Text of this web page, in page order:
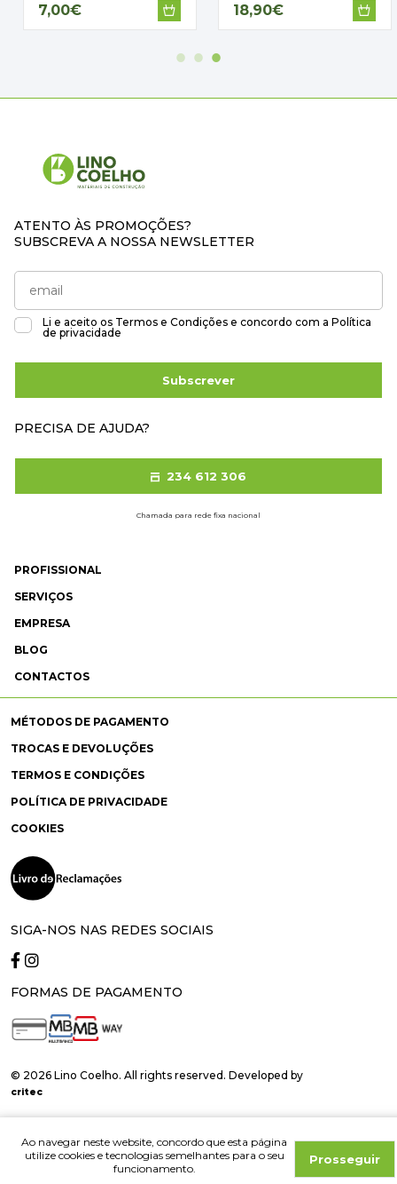
7,00€ 18,90€
Ao navegar neste website, concordo que esta página
utilize cookies e tecnologias semelhantes para o seu
funcionamento.
Prosseguir
PROFISSIONAL
SERVIÇOS
EMPRESA
BLOG
CONTACTOS
MÉTODOS DE PAGAMENTO
TROCAS E DEVOLUÇÕES
TERMOS E CONDIÇÕES
POLÍTICA DE PRIVACIDADE
COOKIES
SIGA-NOS NAS REDES SOCIAIS
FORMAS DE PAGAMENTO
ATENTO ÀS PROMOÇÕES?
SUBSCREVA A NOSSA NEWSLETTER
Li e aceito os Termos e Condições e concordo com a Política
de privacidade
Subscrever
PRECISA DE AJUDA?
234 612 306
Chamada para rede fixa nacional
© 2026 Lino Coelho. All rights reserved. Developed by
critec